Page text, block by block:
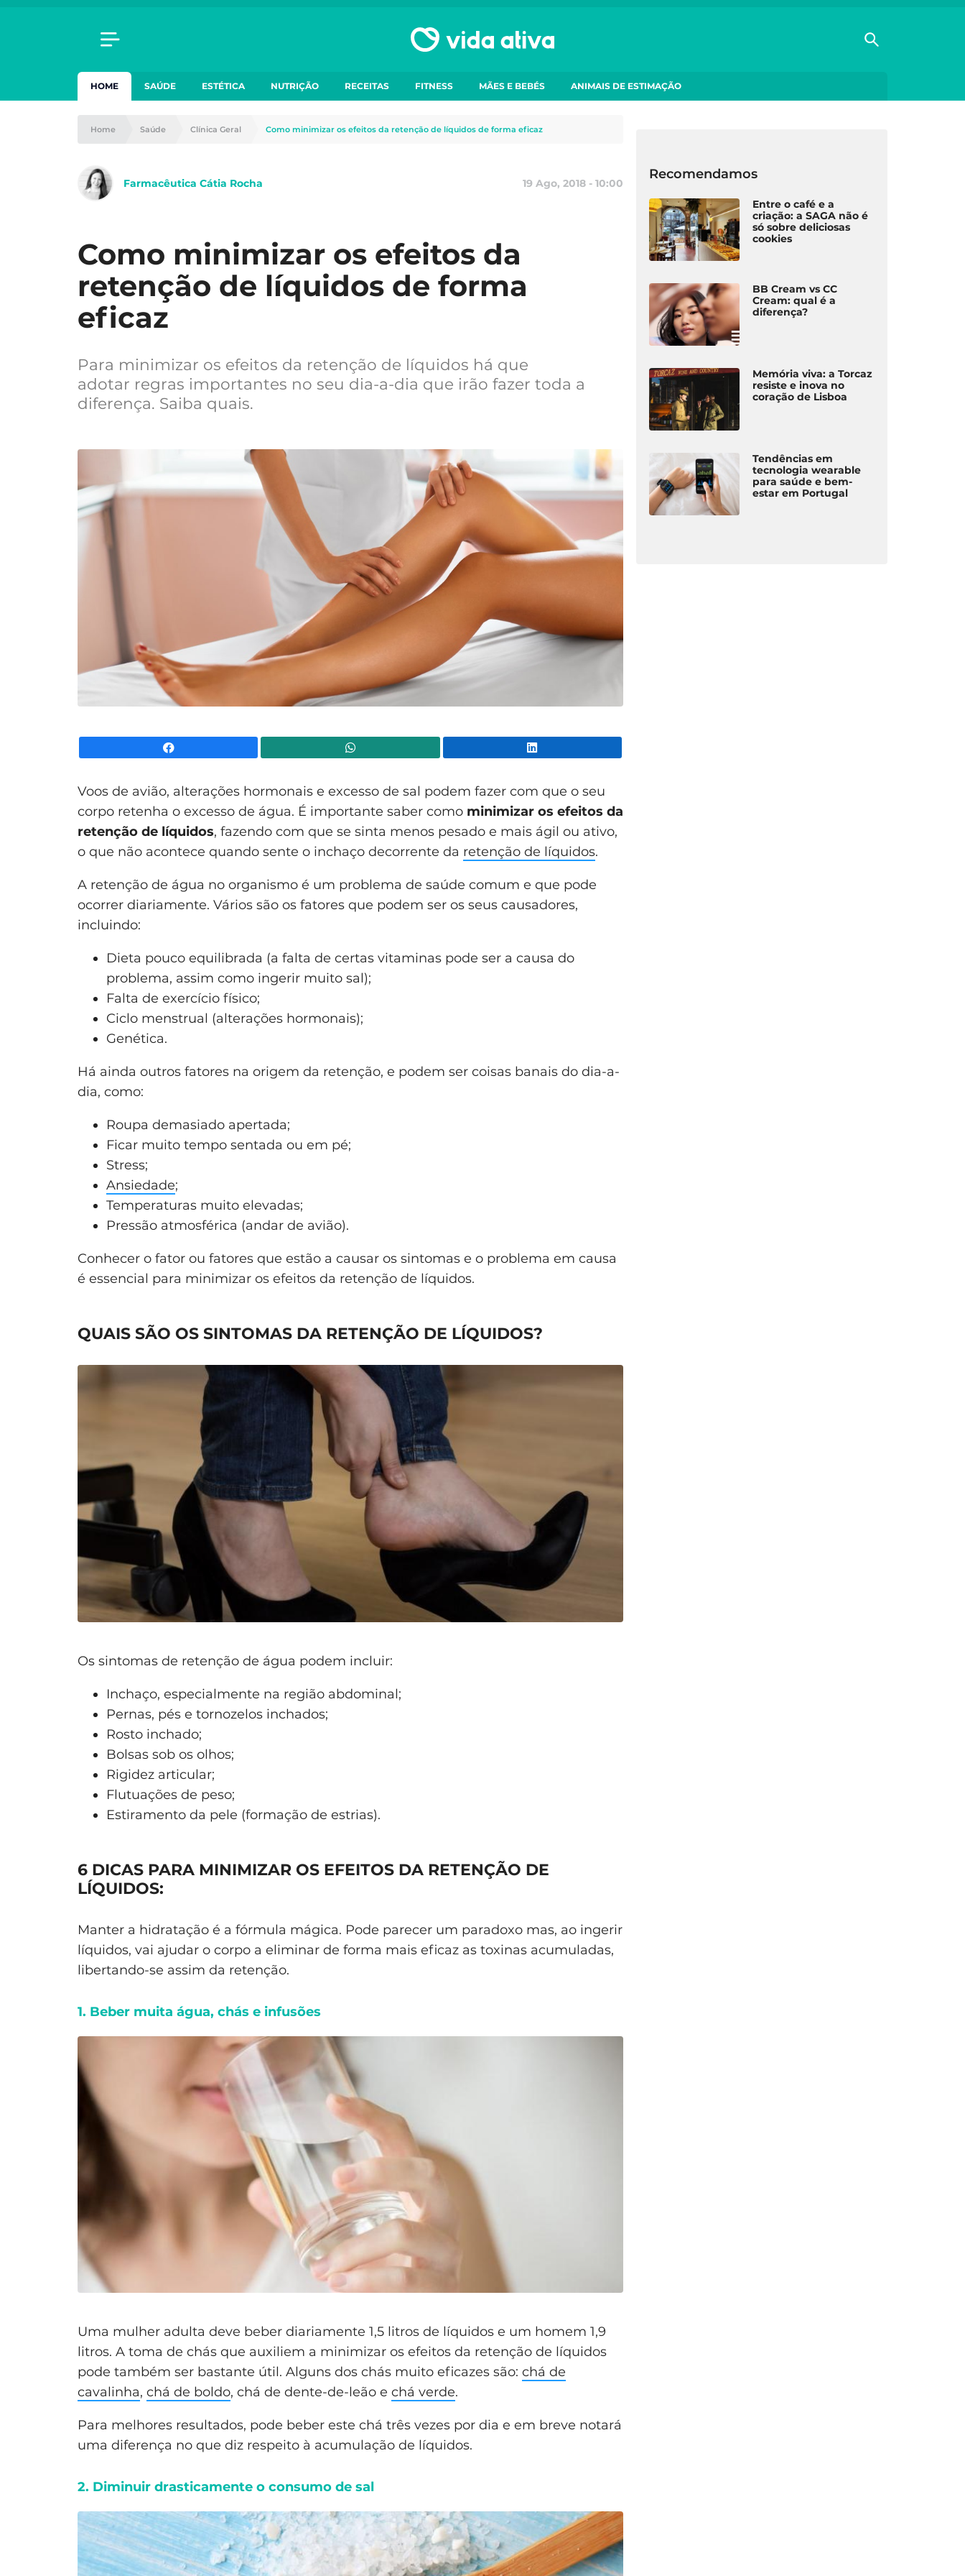
HOME SAÚDE ESTÉTICA NUTRIÇÃO RECEITAS FITNESS MÃES E BEBÉS ANIMAIS DE ESTIMAÇÃO
Home Saúde Clínica Geral Como minimizar os efeitos da retenção de líquidos de forma eficaz
Farmacêutica Cátia Rocha 19 Ago, 2018 - 10:00
Como minimizar os efeitos da
retenção de líquidos de forma
eficaz
Para minimizar os efeitos da retenção de líquidos há que
adotar regras importantes no seu dia-a-dia que irão fazer toda a
diferença. Saiba quais.
Voos de avião, alterações hormonais e excesso de sal podem fazer com que o seu
corpo retenha o excesso de água. É importante saber como minimizar os efeitos da
retenção de líquidos, fazendo com que se sinta menos pesado e mais ágil ou ativo,
o que não acontece quando sente o inchaço decorrente da retenção de líquidos.
A retenção de água no organismo é um problema de saúde comum e que pode
ocorrer diariamente. Vários são os fatores que podem ser os seus causadores,
incluindo:
Dieta pouco equilibrada (a falta de certas vitaminas pode ser a causa do
problema, assim como ingerir muito sal);
Falta de exercício físico;
Ciclo menstrual (alterações hormonais);
Genética.
Há ainda outros fatores na origem da retenção, e podem ser coisas banais do dia-a-
dia, como:
Roupa demasiado apertada;
Ficar muito tempo sentada ou em pé;
Stress;
Ansiedade;
Temperaturas muito elevadas;
Pressão atmosférica (andar de avião).
Conhecer o fator ou fatores que estão a causar os sintomas e o problema em causa
é essencial para minimizar os efeitos da retenção de líquidos.
QUAIS SÃO OS SINTOMAS DA RETENÇÃO DE LÍQUIDOS?
Os sintomas de retenção de água podem incluir:
Inchaço, especialmente na região abdominal;
Pernas, pés e tornozelos inchados;
Rosto inchado;
Bolsas sob os olhos;
Rigidez articular;
Flutuações de peso;
Estiramento da pele (formação de estrias).
6 DICAS PARA MINIMIZAR OS EFEITOS DA RETENÇÃO DE
LÍQUIDOS:
Manter a hidratação é a fórmula mágica. Pode parecer um paradoxo mas, ao ingerir
líquidos, vai ajudar o corpo a eliminar de forma mais eficaz as toxinas acumuladas,
libertando-se assim da retenção.
1. Beber muita água, chás e infusões
Uma mulher adulta deve beber diariamente 1,5 litros de líquidos e um homem 1,9
litros. A toma de chás que auxiliem a minimizar os efeitos da retenção de líquidos
pode também ser bastante útil. Alguns dos chás muito eficazes são: chá de
cavalinha, chá de boldo, chá de dente-de-leão e chá verde.
Para melhores resultados, pode beber este chá três vezes por dia e em breve notará
uma diferença no que diz respeito à acumulação de líquidos.
2. Diminuir drasticamente o consumo de sal
Recomendamos
Entre o café e a
criação: a SAGA não é
só sobre deliciosas
cookies
BB Cream vs CC
Cream: qual é a
diferença?
Memória viva: a Torcaz
resiste e inova no
coração de Lisboa
Tendências em
tecnologia wearable
para saúde e bem-
estar em Portugal